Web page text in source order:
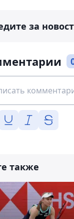
за
также